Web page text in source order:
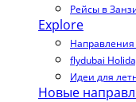
Рейсы в
Explore
flydubai
Идеи для
Новые